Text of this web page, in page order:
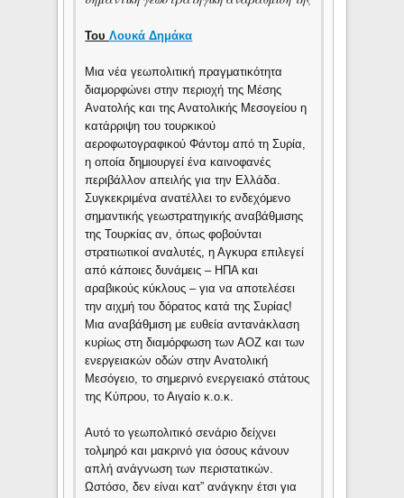
ΤουΛουκά Δημάκα
Μια νέα γεωπολιτική πραγματικότητα
διαμορφώνει στην περιοχή της Μέσης
Ανατολής και της Ανατολικής Μεσογείου η
κατάρριψη του τουρκικού
αεροφωτογραφικού Φάντομ από τη Συρία,
η οποία δημιουργεί ένα καινοφανές
περιβάλλον απειλής για την Ελλάδα.
Συγκεκριμένα ανατέλλει το ενδεχόμενο
σημαντικής γεωστρατηγικής αναβάθμισης
της Τουρκίας αν, όπως φοβούνται
στρατιωτικοί αναλυτές, η Αγκυρα επιλεγεί
από κάποιες δυνάμεις – ΗΠΑ και
αραβικούς κύκλους – για να αποτελέσει
την αιχμή του δόρατος κατά της Συρίας!
Μια αναβάθμιση με ευθεία αντανάκλαση
κυρίως στη διαμόρφωση των ΑΟΖ και των
ενεργειακών οδών στην Ανατολική
Μεσόγειο, το σημερινό ενεργειακό στάτους
της Κύπρου, το Αιγαίο κ.ο.κ.
Αυτό το γεωπολιτικό σενάριο δείχνει
τολμηρό και μακρινό για όσους κάνουν
απλή ανάγνωση των περιστατικών.
Ωστόσο, δεν είναι κατ” ανάγκην έτσι για